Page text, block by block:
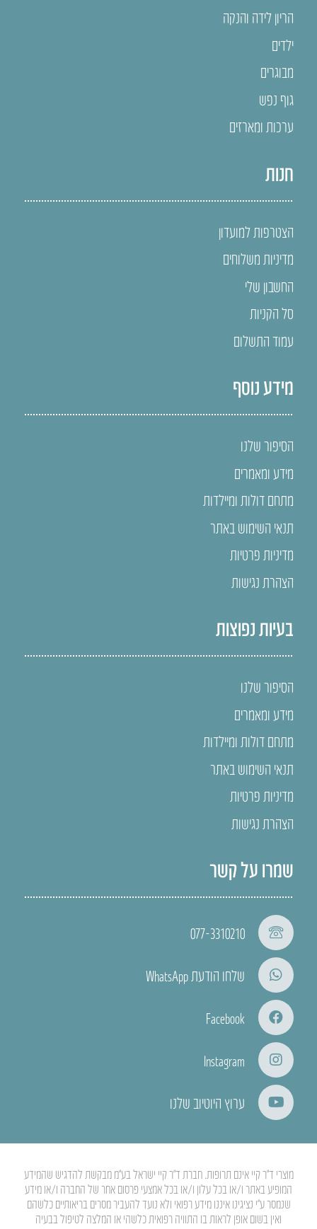
הריון לידה והנקה
ילדים
מבוגרים
גוף נפש
ערכות ומארזים
חנות
הצטרפות למועדון
מדיניות משלוחים
החשבון שלי
סל הקניות
עמוד התשלום
מידע נוסף
הסיפור שלנו
מידע ומאמרים
מתחם דולות ומיילדות
תנאי השימוש באתר
מדיניות פרטיות
הצהרת נגישות
בעיות נפוצות
הסיפור שלנו
מידע ומאמרים
מתחם דולות ומיילדות
תנאי השימוש באתר
מדיניות פרטיות
הצהרת נגישות
שמרו על קשר
077-3310210
שלחו הודעת WhatsApp
Facebook
Instagram
ערוץ היוטיוב שלנו
מוצרי ד”ר קיי אינם תרופות. חברת ד”ר קיי ישראל בע”מ מבקשת להדגיש שהמידע
המופיע באתר ו/או בכל עלון ו/או בכל אמצעי פרסום אחר של החברה ו/או מידע
שנמסר ע”י נציגינו איננו מידע רפואי ולא נועד להעביר מסרים בריאותיים כלשהם
ואין בשום אופן לראות בו התוויה רפואית כלשהי או המלצה לטיפול בבעיה